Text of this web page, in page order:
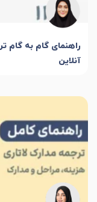
آنلاین